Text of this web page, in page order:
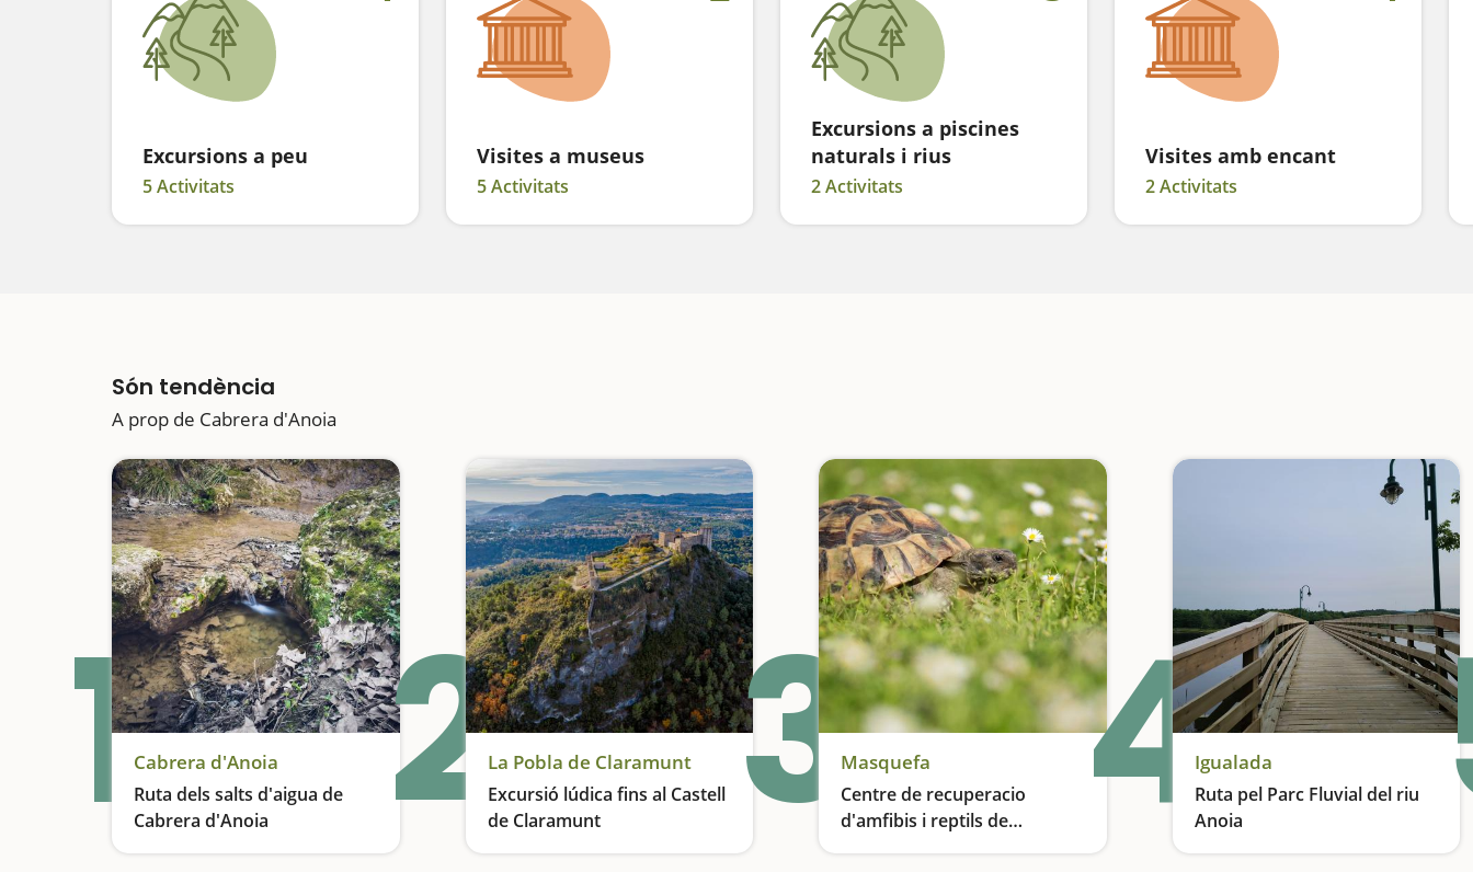
Excursions a peu
5 Activitats
Visites a museus
5 Activitats
Excursions a piscines
naturals i rius
2 Activitats
Visites amb encant
2 Activitats
Són tendència
A prop de Cabrera d'Anoia
1Cabrera d'Anoia
Ruta dels salts d'aigua de
Cabrera d'Anoia
Descens de barrancs 2La Pobla de Claramunt
Excursió lúdica fins al Castell
de Claramunt
Un recorregut lúdic per fer amb família i moltes sorpreses durant el camí 3Masquefa
Centre de recuperacio
d'amfibis i reptils de
La importància de l'educació ambiental 4Igualada
Ruta pel Parc Fluvial del riu
Anoia
Un passeig amb zona de pícnic